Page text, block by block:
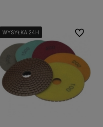
WYSYŁKA 24H
WYSYŁKA 24H
WYSYŁKA 24H Do